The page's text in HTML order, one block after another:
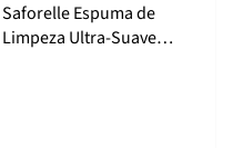
Saforelle Espuma de
Limpeza Ultra-Suave